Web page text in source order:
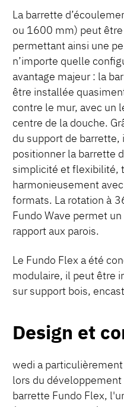
La barrette
ou 1600 mm) peut
permettant ainsi une
n’importe quelle
avantage majeur : la
être installée
contre le mur, avec un
centre de la douche.
du support de barrette,
positionner la barrette
simplicité et flexibilité,
harmonieusement
formats. La rotation à
Fundo Wave permet
rapport aux parois.
Le Fundo Flex a été
modulaire, il peut être
sur support bois,
Design et
wedi a
lors du
barrette Fundo Flex,